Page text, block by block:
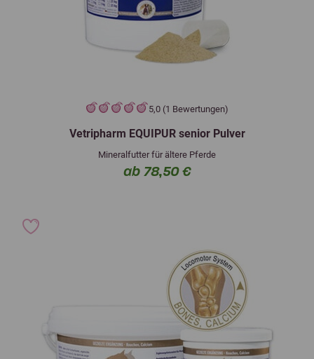
5,0 (1 Bewertungen)
Vetripharm EQUIPUR senior Pulver
Mineralfutter für ältere Pferde
ab 78,50 €